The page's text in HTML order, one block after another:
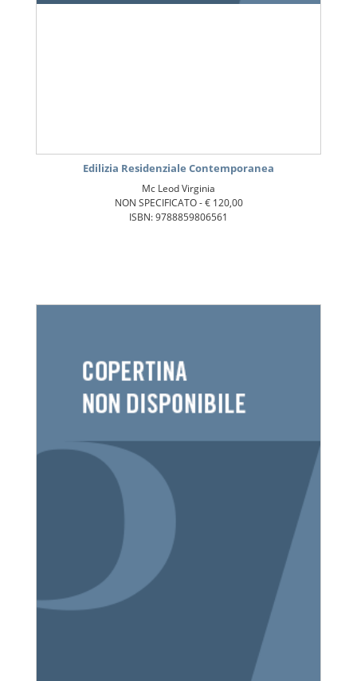
Edilizia Residenziale Contemporanea
Mc Leod Virginia
NON SPECIFICATO -€ 120,00
ISBN: 9788859806561